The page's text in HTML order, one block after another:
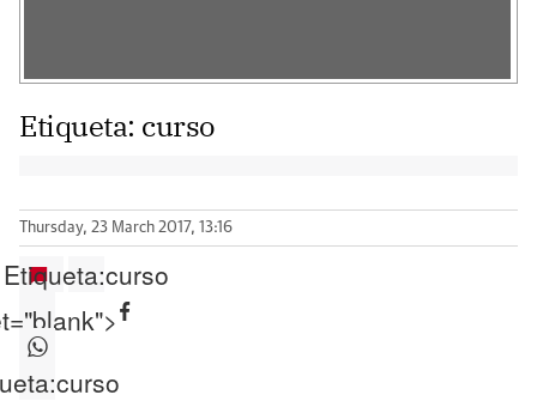
Etiqueta: curso
Thursday, 23 March 2017, 13:16
Etiqueta:curso
curso